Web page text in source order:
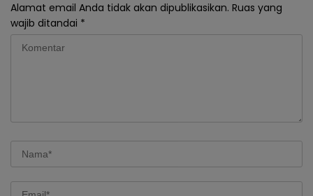
Alamat email Anda tidak akan dipublikasikan. Ruas yang
wajib ditandai *